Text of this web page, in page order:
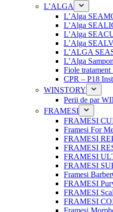
L’ALGA
L’Alga
L’Alga
L’Alga
L’Alga
L’ALGA
L’Alga Sampon
Fiole
CPR – P18
WINSTORY
Perii de par
FRAMESI
FRAMESI
Framesi For
FRAMESI
FRAMESI
FRAMESI
FRAMESI
Framesi
FRAMESI
FRAMESI
FRAMESI
Framesi